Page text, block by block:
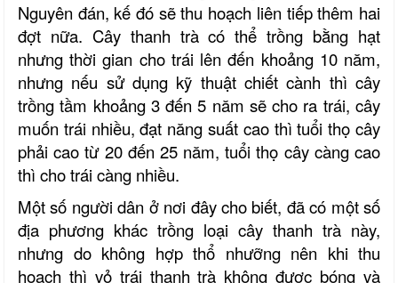
Nguyên đán, kế đó sẽ thu hoạch liên tiếp thêm hai
đợt nữa. Cây thanh trà có thể trồng bằng hạt
nhưng thời gian cho trái lên đến khoảng 10 năm,
nhưng nếu sử dụng kỹ thuật chiết cành thì cây
trồng tầm khoảng 3 đến 5 năm sẽ cho ra trái, cây
muốn trái nhiều, đạt năng suất cao thì tuổi thọ cây
phải cao từ 20 đến 25 năm, tuổi thọ cây càng cao
thì cho trái càng nhiều.
Một số người dân ở nơi đây cho biết, đã có một số
địa phương khác trồng loại cây thanh trà này,
nhưng do không hợp thổ nhưỡng nên khi thu
hoạch thì vỏ trái thanh trà không được bóng và